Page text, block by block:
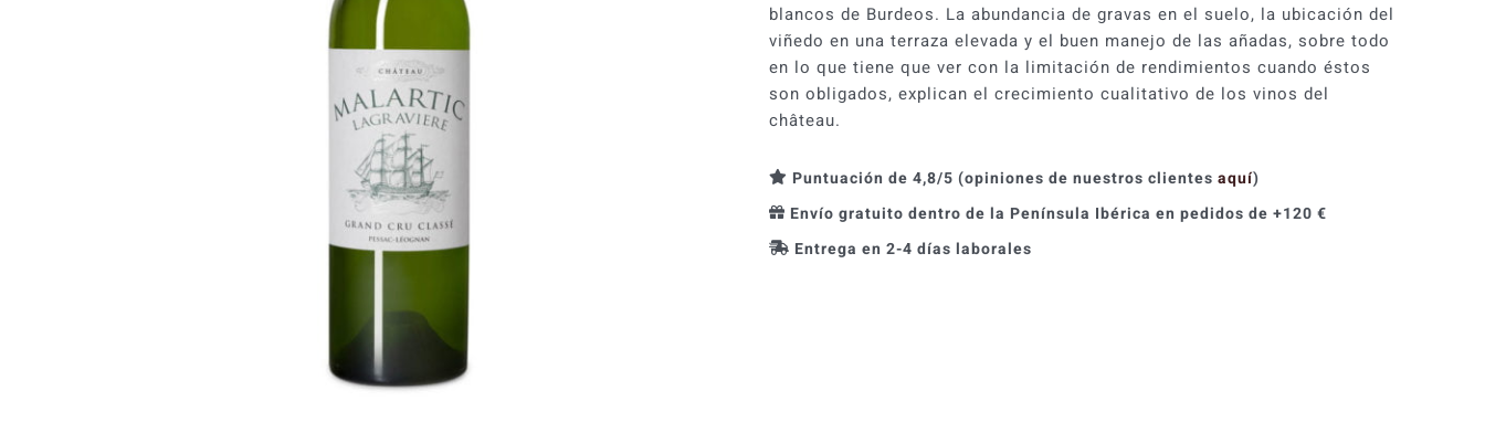
77,00 €.
69,31 €.
blanco
2016
cantidad
blancos de Burdeos. La abundancia de gravas en el suelo, la ubicación del
viñedo en una terraza elevada y el buen manejo de las añadas, sobre todo
en lo que tiene que ver con la limitación de rendimientos cuando éstos
son obligados, explican el crecimiento cualitativo de los vinos del
château.
Puntuación de 4,8/5 (opiniones de nuestros clientes aquí)
Envío gratuito dentro de la Península Ibérica en pedidos de +120 €
Entrega en 2-4 días laborales